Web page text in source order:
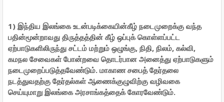
1) இந்திய இலங்கை உடன்படிக்கையின்கீழ் நடைமுறைக்கு வந்த
பதின்மூன்றாவது திருத்தத்தின் கீழ் ஒப்புக் கொள்ளப்பட்ட
ஏற்பாடுகளிலிருந்து சட்டம் மற்றும் ஒழுங்கு, நிதி, நிலம், கல்வி,
கமநல சேவைகள் போன்றவை தொடர்பான அனைத்து ஏற்பாடுகளும்
நடைமுறைப்படுத்தவேண்டும். மாகாண சபைத் தேர்தலை
நடத்துவதற்கு தேர்தல்கள் ஆணைக்குழுவிற்கு வழிவகை
செய்யுமாறு இலங்கை அரசாங்கத்தைக் கோரவேண்டும்.